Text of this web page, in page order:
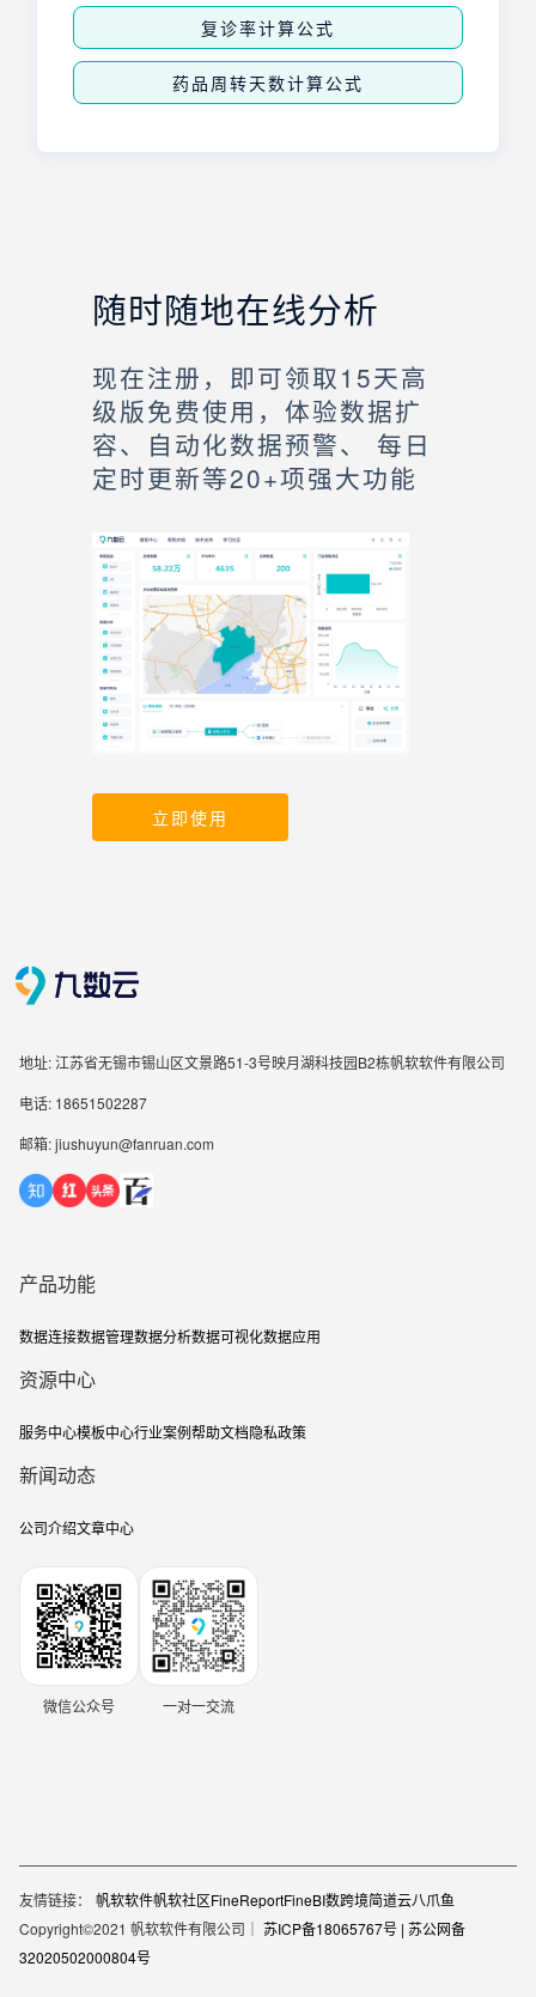
复诊率计算公式
药品周转天数计算公式
随时随地在线分析
现在注册，即可领取15天高
级版免费使用，体验数据扩
容、自动化数据预警、 每日
定时更新等20+项强大功能
立即使用
地址: 江苏省无锡市锡山区文景路51-3号映月湖科技园B2栋帆软软件有限公司
电话: 18651502287
邮箱: jiushuyun@fanruan.com
产品功能
数据连接数据管理数据分析数据可视化数据应用
资源中心
服务中心模板中心行业案例帮助文档隐私政策
新闻动态
公司介绍文章中心
微信公众号 一对一交流
友情链接： 帆软软件帆软社区FineReportFineBI数跨境简道云八爪鱼
Copyright©2021 帆软软件有限公司｜ 苏ICP备18065767号 | 苏公网备
32020502000804号